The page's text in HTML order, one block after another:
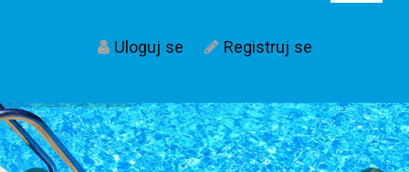
Uloguj se Registruj se